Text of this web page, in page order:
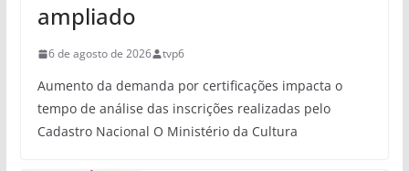
ampliado
6 de agosto de 2026 tvp6
Aumento da demanda por certificações impacta o
tempo de análise das inscrições realizadas pelo
Cadastro Nacional O Ministério da Cultura